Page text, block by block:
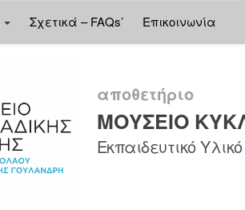
Σχετικά – FAQs’ Επικοινωνία
αποθετήριο
ΜΟΥΣΕΙΟ
Εκπαιδευτικό Υλικό